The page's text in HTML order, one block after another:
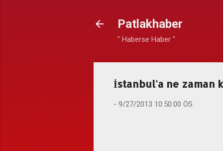
Patlakhaber
" Haberse Haber "
İstanbul'a ne zaman
- 9/27/2013 10:50:00 ÖS